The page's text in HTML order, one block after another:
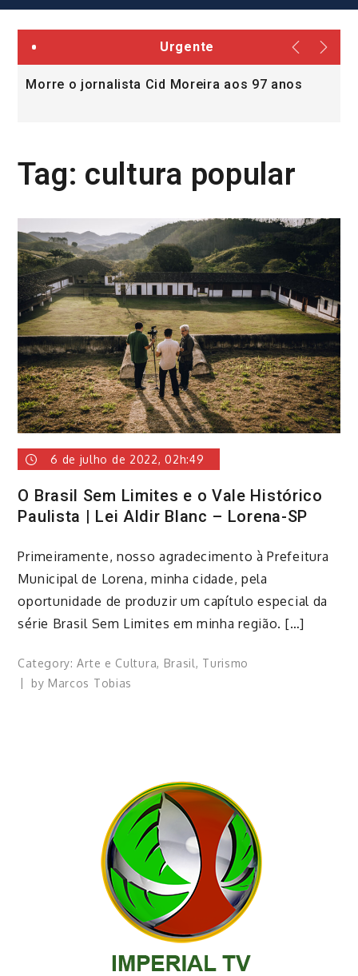
Urgente
Morre o jornalista Cid Moreira aos 97 anos
Tag: cultura popular
6 de julho de 2022, 02h:49
O Brasil Sem Limites e o Vale Histórico
Paulista | Lei Aldir Blanc – Lorena-SP
Primeiramente, nosso agradecimento à Prefeitura
Municipal de Lorena, minha cidade, pela
oportunidade de produzir um capítulo especial da
série Brasil Sem Limites em minha região. […]
Category:Arte e Cultura, Brasil, Turismo
by Marcos Tobias